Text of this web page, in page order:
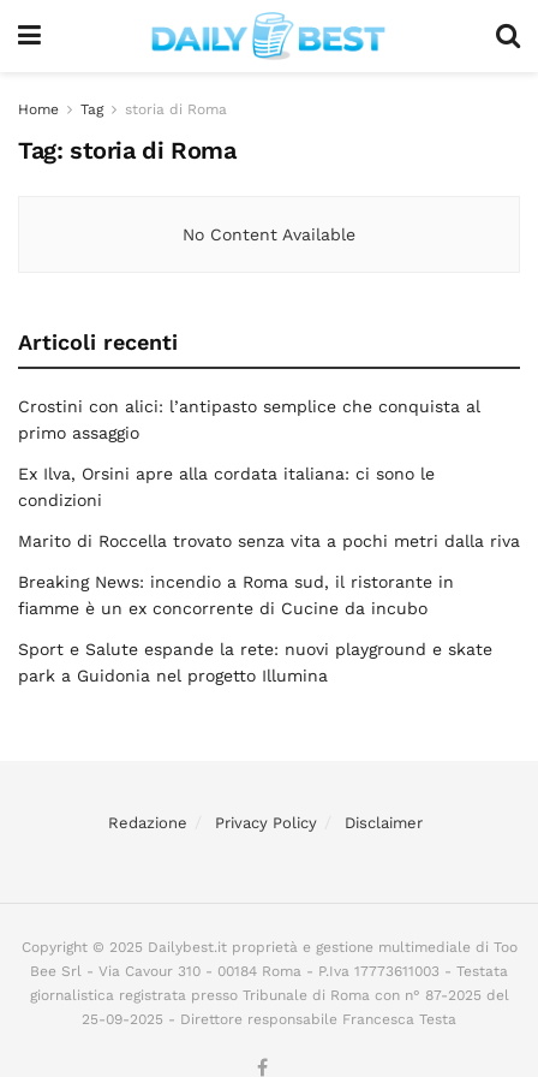
Home Tag storia di Roma
Tag: storia di Roma
No Content Available
Articoli recenti
Crostini con alici: l’antipasto semplice che conquista al
primo assaggio
Ex Ilva, Orsini apre alla cordata italiana: ci sono le
condizioni
Marito di Roccella trovato senza vita a pochi metri dalla riva
Breaking News: incendio a Roma sud, il ristorante in
fiamme è un ex concorrente di Cucine da incubo
Sport e Salute espande la rete: nuovi playground e skate
park a Guidonia nel progetto Illumina
Redazione Privacy Policy Disclaimer
Copyright © 2025 Dailybest.it proprietà e gestione multimediale di Too
Bee Srl - Via Cavour 310 - 00184 Roma - P.Iva 17773611003 - Testata
giornalistica registrata presso Tribunale di Roma con n° 87-2025 del
25-09-2025 - Direttore responsabile Francesca Testa